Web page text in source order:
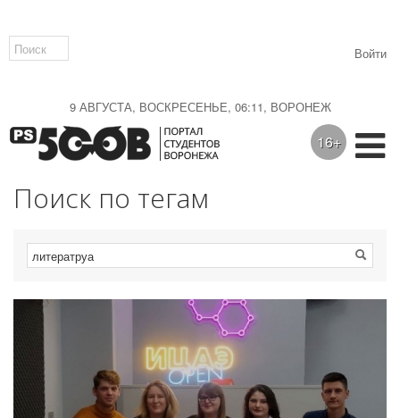
9 АВГУСТА, ВОСКРЕСЕНЬЕ, 06:11, ВОРОНЕЖ
Войти
16+
Поиск по тегам